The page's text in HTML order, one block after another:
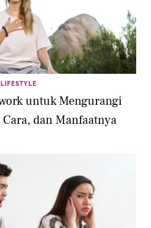
LIFESTYLE
untuk Mengurangi
dan Manfaatnya